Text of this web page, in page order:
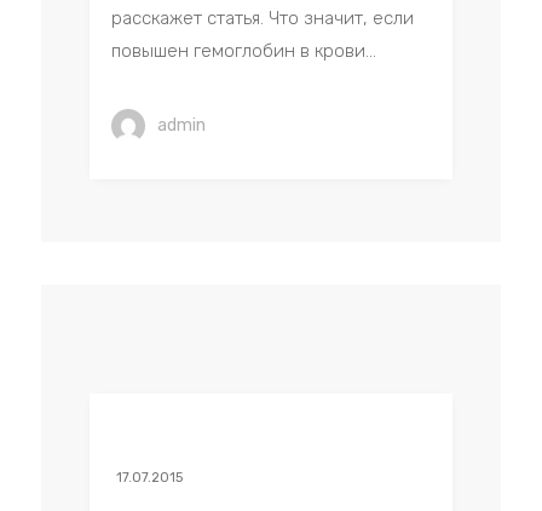
расскажет статья. Что значит, если
повышен гемоглобин в крови...
admin
17.07.2015